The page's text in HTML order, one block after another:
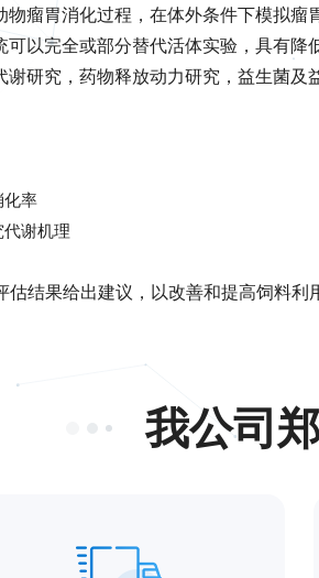
物瘤胃消化过程，在体外条件下模拟
以完全或部分替代活体实验，具有
研究，药物释放动力研究，益生菌及
化率
谢机理
结果给出建议，以改善和提高饲料利
我公司